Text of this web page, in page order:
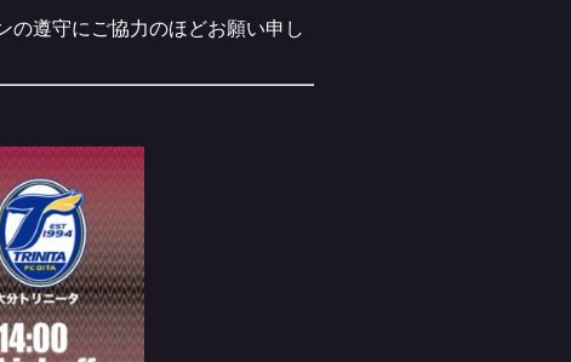
の遵守にご協力のほどお願い申し